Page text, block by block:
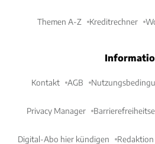
Themen A-Z Kreditrechner
Kontakt AGB
Privacy Manager
Digital-Abo hier kündigen Redaktion